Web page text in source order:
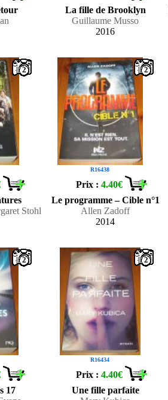
La fille de Brooklyn
Guillaume Musso
2016
2
Stohl
R16438
2
Prix :4.40€
Le programme – Cible n°1
Allen Zadoff
2014
2
17
R16434
2
Prix :4.40€
Une fille parfaite